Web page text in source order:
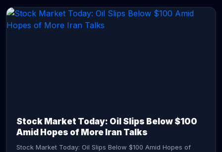
Stock Market Today: Oil Slips Below $100
Amid Hopes of More Iran Talks
Stock Market Today: Oil Slips Below $100 Amid Hopes of